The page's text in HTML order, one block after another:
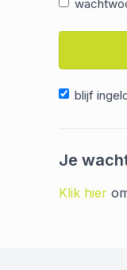
blijf
Je
Klik hier